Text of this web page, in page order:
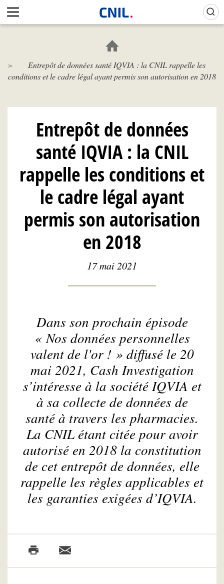
Aller
au
contenu
c
l
N
L
Entrepôt de données santé IQVIA : la CNIL rappelle les
conditions et le cadre légal ayant permis son autorisation en 2018
Entrepôt de données
santé IQVIA : la CNIL
rappelle les conditions et
le cadre légal ayant
permis son autorisation
en 2018
17 mai 2021
Dans son prochain épisode
« Nos données personnelles
valent de l'or ! » diffusé le 20
mai 2021, Cash Investigation
s’intéresse à la société IQVIA et
à sa collecte de données de
santé à travers les pharmacies.
La CNIL étant citée pour avoir
autorisé en 2018 la constitution
de cet entrepôt de données, elle
rappelle les règles applicables et
les garanties exigées d’IQVIA.
Gestion de vos préférences sur les cookies (témoins de connexion)